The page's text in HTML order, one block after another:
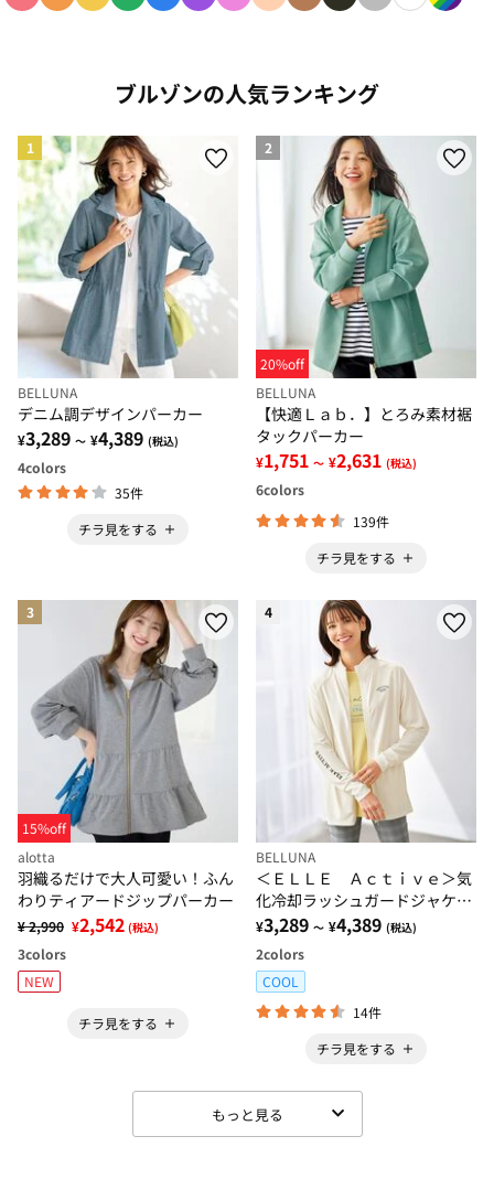
ブルゾンの人気ランキング
1
BELLUNA
デニム調デザインパーカー
¥3,289 ～ ¥4,389 (税込)
4colors
35件
チラ見をする
2
20%off
BELLUNA
【快適Ｌａｂ．】とろみ素材裾
タックパーカー
¥1,751 ～ ¥2,631 (税込)
6colors
139件
チラ見をする
3
15%off
alotta
羽織るだけで大人可愛い！ふん
わりティアードジップパーカー
¥ 2,990 ¥2,542 (税込)
3colors
NEW
チラ見をする
4
BELLUNA
＜ＥＬＬＥ Ａｃｔｉｖｅ＞気
化冷却ラッシュガードジャケッ
ト
¥3,289 ～ ¥4,389 (税込)
2colors
COOL
14件
チラ見をする
もっと見る